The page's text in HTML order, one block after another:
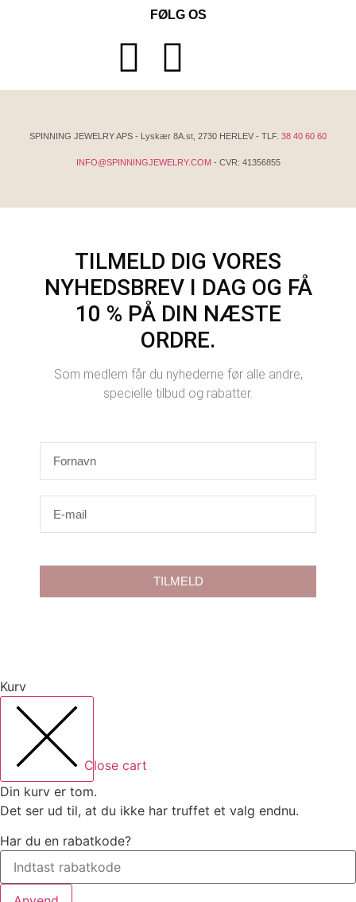
FØLG OS
SPINNING JEWELRY APS - Lyskær 8A.st, 2730 HERLEV - TLF. 38 40 60 60
INFO@SPINNINGJEWELRY.COM- CVR: 41356855
TILMELD DIG VORES
NYHEDSBREV I DAG OG FÅ
10 % PÅ DIN NÆSTE
ORDRE.
Som medlem får du nyhederne før alle andre,
specielle tilbud og rabatter.
TILMELD
Kurv
Close cart
Din kurv er tom.
Det ser ud til, at du ikke har truffet et valg endnu.
Har du en rabatkode?